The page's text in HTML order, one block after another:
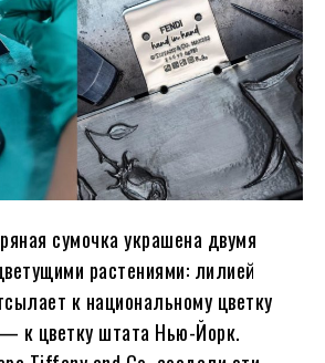
сумочка украшена двумя
растениями: лилией
к национальному цветку
к цветку штата Нью-Йорк.